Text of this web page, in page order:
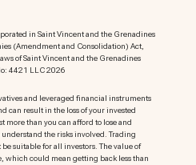
in Saint Vincent and the Grenadines
(Amendment and Consolidation) Act,
of Saint Vincent and the Grenadines
4421 LLC 2026
and leveraged financial instruments
can result in the loss of your invested
more than you can afford to lose and
the risks involved. Trading
suitable for all investors. The value of
which could mean getting back less than